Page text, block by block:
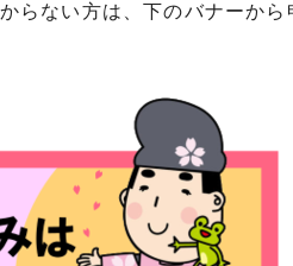
らない方は、下のバナーか